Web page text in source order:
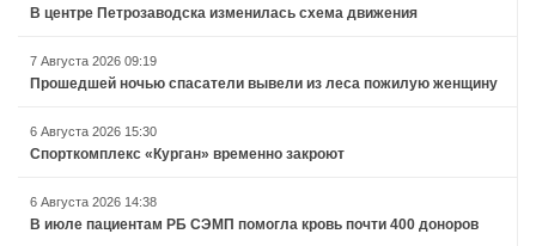
В центре Петрозаводска изменилась схема движения
7 Августа 2026 09:19
Прошедшей ночью спасатели вывели из леса пожилую женщину
6 Августа 2026 15:30
Спорткомплекс «Курган» временно закроют
6 Августа 2026 14:38
В июле пациентам РБ СЭМП помогла кровь почти 400 доноров